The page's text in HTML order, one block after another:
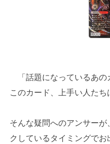
「話題になっているあの
このカード、上手い人たち
そんな疑問へのアンサー
クしているタイミングでお